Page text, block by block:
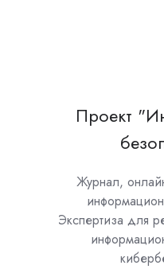
Проект
Журнал,
Экспертиза для